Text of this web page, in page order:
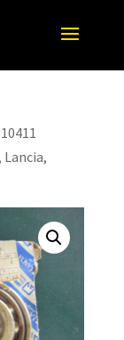
Lancia,